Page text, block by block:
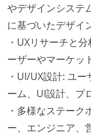
やデザインシステ
に基づいたデザイ
・UXリサーチと
ーザーやマーケッ
・UI/UX設計: ユ
ーム、UI設計、プ
・多様なステー
ー、エンジニア、